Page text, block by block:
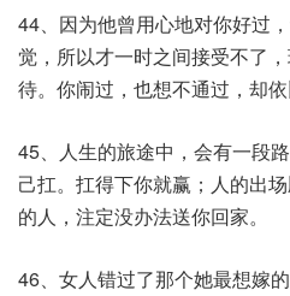
44、因为他曾用心地对你好过
觉，所以才一时之间接受不了
待。你闹过，也想不通过，却依
45、人生的旅途中，会有一段
己扛。扛得下你就赢；人的出
的人，注定没办法送你回家。
46、女人错过了那个她最想嫁